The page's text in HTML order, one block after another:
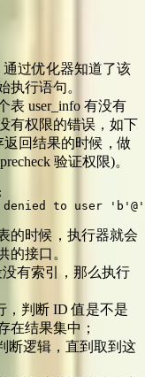
过优化器知道了该
执行语句。
表 user_info 有没有
有权限的错误，如下
回结果的时候，做
验证权限)。
denied to
的时候，执行器就会
的接口。
有索引，那么执行
，判断 ID 值是不是
在结果集中；
断逻辑，直到取到这